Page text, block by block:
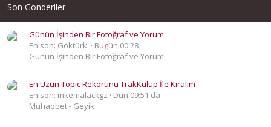
Son Gönderiler
Günün İşinden Bir Fotoğraf ve Yorum
En son: Göktürk.
Bugün 00:28
Günün İşinden Bir Fotoğraf ve Yorum
En Uzun Topic Rekorunu TrakKulüp İle Kıralım
En son: mkemalackgz
Dün 09:51 da
Muhabbet - Geyik